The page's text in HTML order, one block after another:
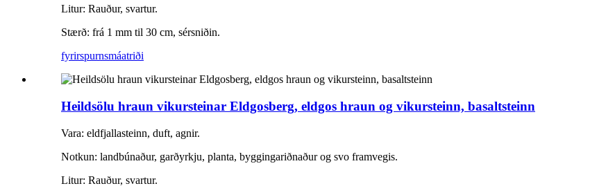
Litur: Rauður, svartur.
Stærð: frá 1 mm til 30 cm, sérsniðin.
fyrirspurnsmáatriði
Heildsölu hraun vikursteinar Eldgosberg, eldgos hraun og vikursteinn, basaltsteinn
Vara: eldfjallasteinn, duft, agnir.
Notkun: landbúnaður, garðyrkju, planta, byggingariðnaður og svo framvegis.
Litur: Rauður, svartur.